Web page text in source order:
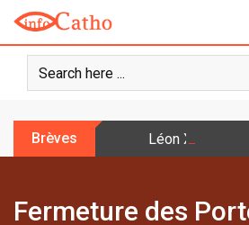
o
Brèves Léon XIV: la
Fermeture des